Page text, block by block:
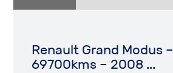
Renault Grand Modus –
69700kms – 2008 ...